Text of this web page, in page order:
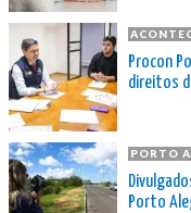
Procon
direitos
PORTO
Porto